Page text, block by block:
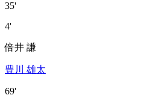
35'
4'
倍井 謙
豊川 雄太
69'